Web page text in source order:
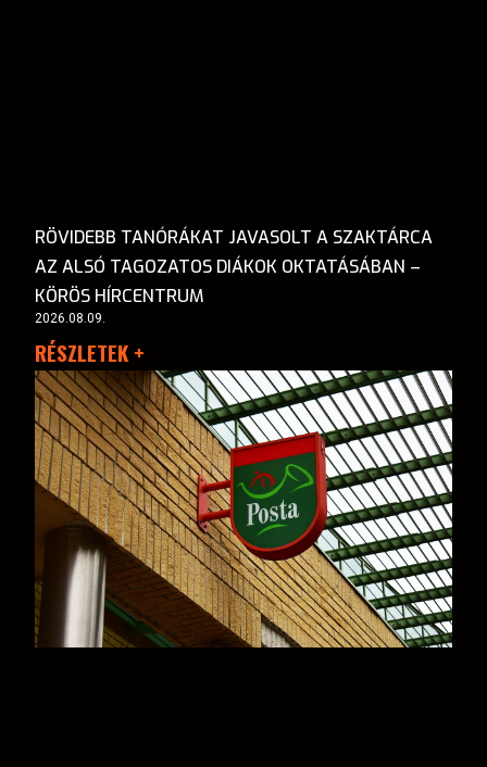
RÖVIDEBB TANÓRÁKAT JAVASOLT A SZAKTÁRCA
AZ ALSÓ TAGOZATOS DIÁKOK OKTATÁSÁBAN –
KÖRÖS HÍRCENTRUM
2026.08.09.
RÉSZLETEK +